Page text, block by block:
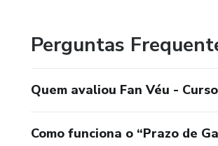
Perguntas
Quem avaliou Fan Véu -
Como funciona o “Prazo de